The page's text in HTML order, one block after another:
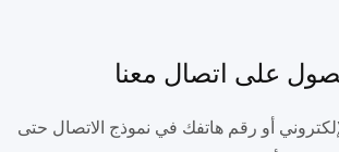
على اتصال معنا
أو رقم هاتفك في نموذج الاتصال حتى